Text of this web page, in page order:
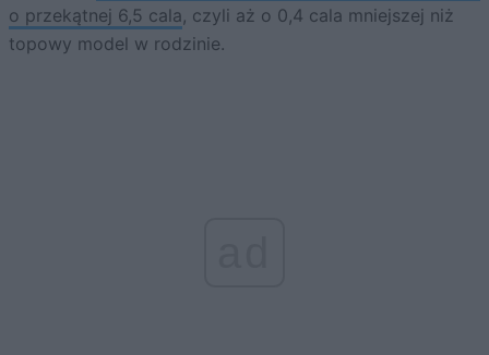
o przekątnej 6,5 cala, czyli aż o 0,4 cala mniejszej niż
topowy model w rodzinie.